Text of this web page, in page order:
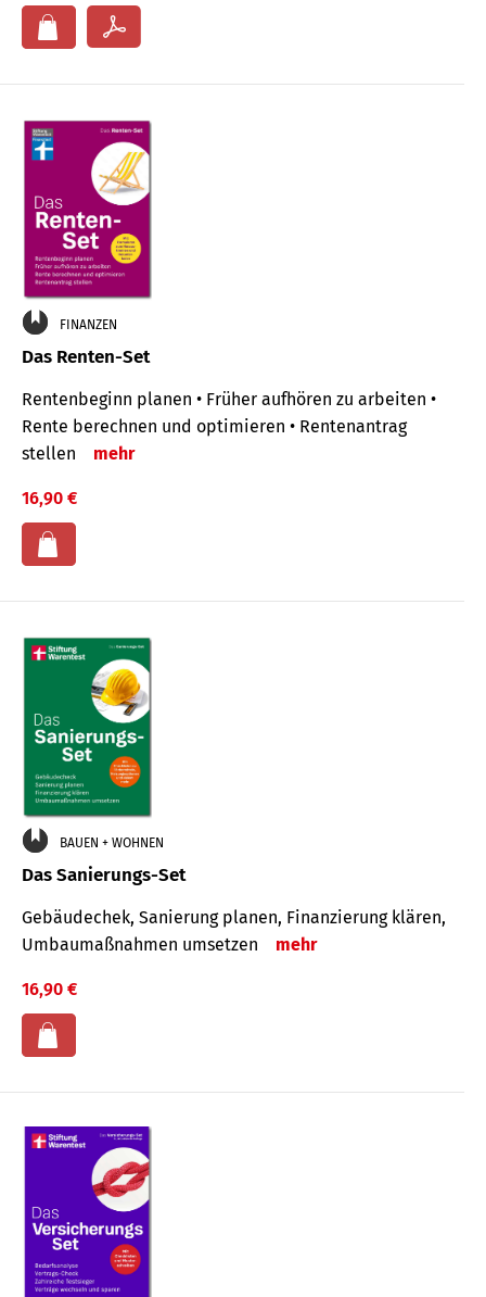
FINANZEN
Das Renten-Set
Rentenbeginn planen • Früher aufhören zu arbeiten •
Rente berechnen und optimieren • Rentenantrag
stellen
mehr
16,90 €
BAUEN + WOHNEN
Das Sanierungs-Set
Gebäudechek, Sanierung planen, Finanzierung klären,
Umbaumaßnahmen umsetzen
mehr
16,90 €